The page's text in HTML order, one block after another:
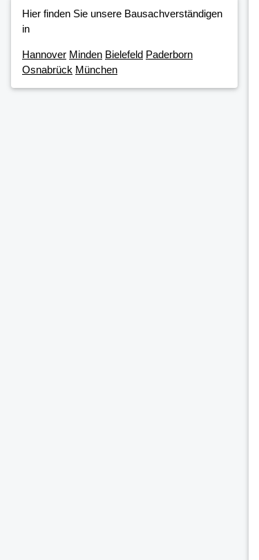
Hier finden Sie unsere Bausachverständigen
in
Hannover Minden Bielefeld Paderborn
Osnabrück München